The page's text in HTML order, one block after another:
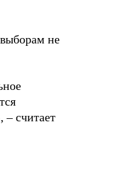
не
– считает